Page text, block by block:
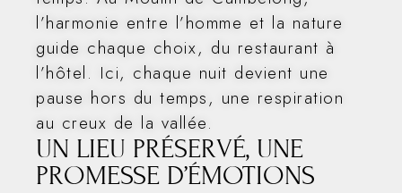
l’harmonie entre l’homme et la nature
guide chaque choix, du restaurant à
l’hôtel. Ici, chaque nuit devient une
pause hors du temps, une respiration
au creux de la vallée.
UN LIEU PRÉSERVÉ, UNE
PROMESSE D’ÉMOTIONS